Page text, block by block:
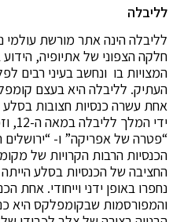
לליבלה
לליבלה הינה אתר מורשת
חלקה הצפוני של אתיופיה,
המצויות בו ונחשב בעיני רבים
העתיק. לליבלה היא בעצם
אחת עשרה כנסיות חצובות
ידי
“פטרה של אפריקה” ו-
הכנסיות הרבות הקרויות של
החציבה של הכנסיות בסלע
נחפרו באופן ידני וייחודי. אחת
והמפורסמות שבקומפלקס היא